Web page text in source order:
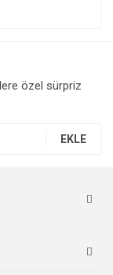
özel sürpriz
EKLE